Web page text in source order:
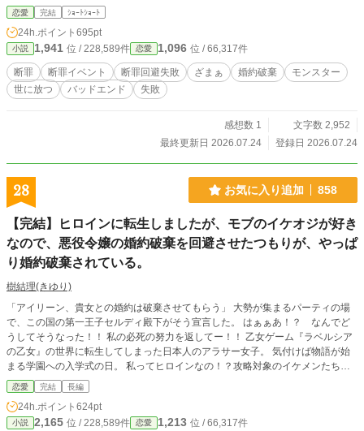
でAIで誤字よなくなれーってしてます。
恋愛 完結 ｼｮｰﾄｼｮｰﾄ
24h.ポイント 695pt
小説 1,941 位 / 228,589件 恋愛 1,096 位 / 66,317件
断罪 断罪イベント 断罪回避失敗 ざまぁ 婚約破棄
モンスター
世に放つ
バッドエンド 失敗
感想数 1
文字数 2,952
最終更新日 2026.07.24
登録日 2026.07.24
28 お気に入り追加 858
【完結】ヒロインに転生しましたが、モブのイケオジが好き
なので、悪役令嬢の婚約破棄を回避させたつもりが、やっぱ
り婚約破棄されている。
樹結理(きゆり)
「アイリーン、貴女との婚約は破棄させてもらう」 大勢が集まるパーティの場
で、この国の第一王子セルディ殿下がそう宣言した。 はぁぁあ！？ なんでど
うしてそうなった！！ 私の必死の努力を返してー！！ 乙女ゲーム『ラベルシア
の乙女』の世界に転生してしまった日本人のアラサー女子。 気付けば物語が始
まる学園への入学式の日。 私ってヒロインなの！？攻略対象のイケメンたちに
囲まれる日々。でも！私が好きなのは攻略対象たちじゃないのよー！！ 私が好
きなのは攻略対象でもなんでもない、物語にたった二回しか出てこないイケオ
ジ！ 所謂モブと言っても過言ではないほど、関わることが少ないイケオジ。 で
もでも！せっかくこの世界に転生出来たのなら何度も見たイケメンたちよりも、
恋愛 完結 長編
24h.ポイント 624pt
小説 2,165 位 / 228,589件 恋愛 1,213 位 / 66,317件